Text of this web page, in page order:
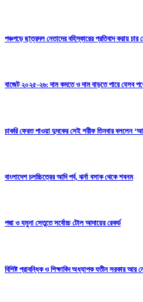
পঞ্চগড়ে ছাত্রদল নেতাদের বহিস্কারের প্রতিবাদ করায়
বাজেট ২০২৫-২৬: দাম কমতে ও দাম বাড়তে পারে যেসব
চাকরি ফেরত পাওয়া দুদকের সেই শরীফ তিনবার বললেন
বাংলাদেশ চলচ্চিত্রের আদি পর্ব, ঝর্না বসাক থেকে শবনম
পদ্মা ও যমুনা সেতুতে সর্বোচ্চ টোল আদায়ের রেকর্ড
বিশিষ্ট প্রাবন্ধিক ও শিক্ষাবিদ অধ্যাপক যতীন সরকার আর